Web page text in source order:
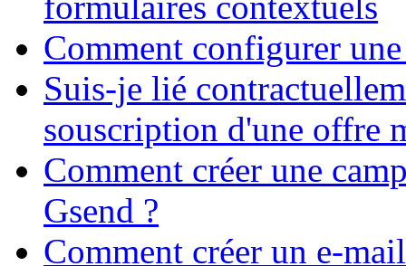
Comment configurer
Suis-je lié
souscription d'une offre
Comment créer une
Gsend ?
Comment créer un e-